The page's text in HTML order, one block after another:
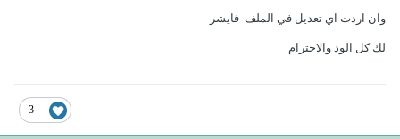
وان اردت اي تعديل في الملف فايشر
لك كل الود والاحترام
3